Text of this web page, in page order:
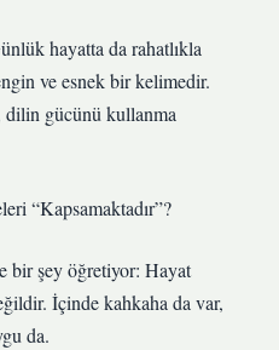
hayatta da rahatlıkla
ve esnek bir kelimedir.
gücünü kullanma
“Kapsamaktadır”?
bir şey öğretiyor: Hayat
İçinde kahkaha da var,
da.